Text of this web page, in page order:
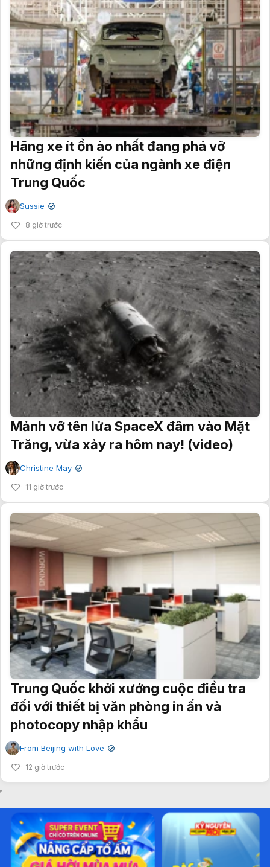
Hãng xe ít ồn ào nhất đang phá vỡ
những định kiến của ngành xe điện
Trung Quốc
Sussie ✔
8 giờ trước
Mảnh vỡ tên lửa SpaceX đâm vào Mặt
Trăng, vừa xảy ra hôm nay! (video)
Christine May ✔
11 giờ trước
Trung Quốc khởi xướng cuộc điều tra
đối với thiết bị văn phòng in ấn và
photocopy nhập khẩu
From Beijing with Love ✔
12 giờ trước